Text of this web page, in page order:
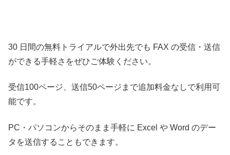
30 日間の無料トライアルで外出先でも FAX の受信・送信
ができる手軽さをぜひご体験ください。
受信100ページ、送信50ページまで追加料金なしで利用可
能です。
PC・パソコンからそのまま手軽に Excel や Word のデー
タを送信することもできます。